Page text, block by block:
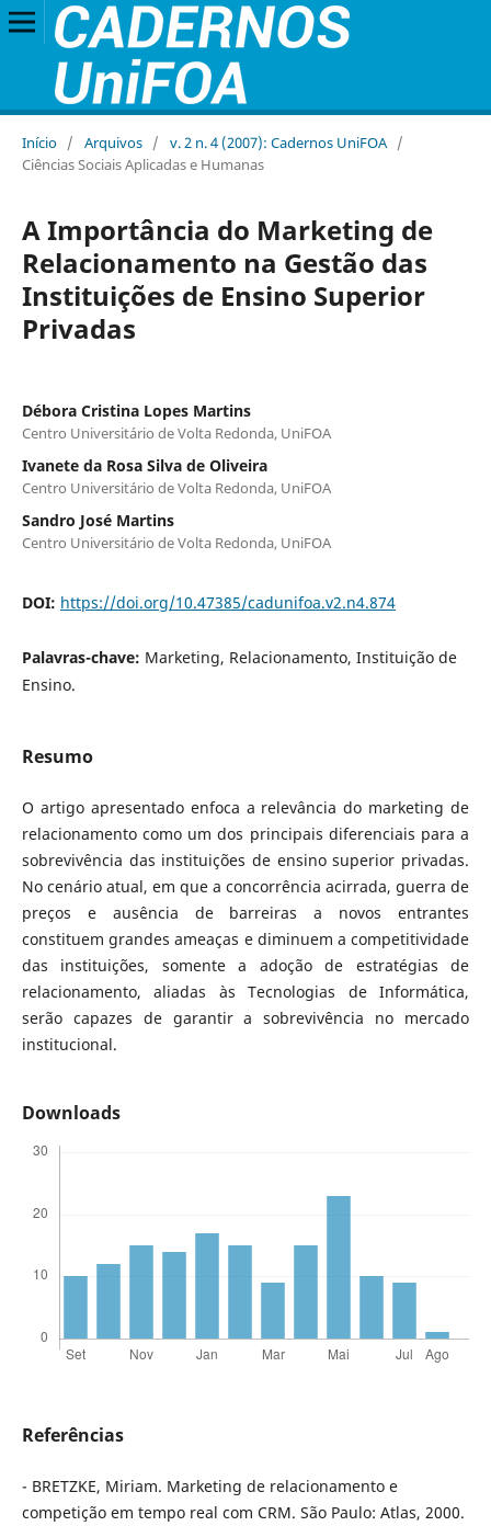
Início / Arquivos / v. 2 n. 4 (2007): Cadernos UniFOA /
Ciências Sociais Aplicadas e Humanas
A Importância do Marketing de
Relacionamento na Gestão das
Instituições de Ensino Superior
Privadas
Débora Cristina Lopes Martins
Centro Universitário de Volta Redonda, UniFOA
Ivanete da Rosa Silva de Oliveira
Centro Universitário de Volta Redonda, UniFOA
Sandro José Martins
Centro Universitário de Volta Redonda, UniFOA
DOI: https://doi.org/10.47385/cadunifoa.v2.n4.874
Palavras-chave: Marketing, Relacionamento, Instituição de
Ensino.
Resumo
O artigo apresentado enfoca a relevância do marketing de
relacionamento como um dos principais diferenciais para a
sobrevivência das instituições de ensino superior privadas.
No cenário atual, em que a concorrência acirrada, guerra de
preços e ausência de barreiras a novos entrantes
constituem grandes ameaças e diminuem a competitividade
das instituições, somente a adoção de estratégias de
relacionamento, aliadas às Tecnologias de Informática,
serão capazes de garantir a sobrevivência no mercado
institucional.
Downloads
Referências
- BRETZKE, Miriam. Marketing de relacionamento e
competição em tempo real com CRM. São Paulo: Atlas, 2000.